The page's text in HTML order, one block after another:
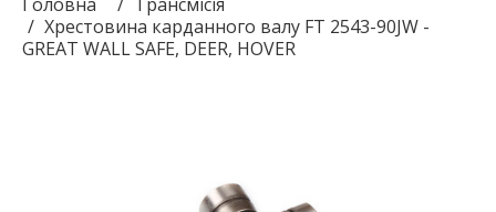
Хрестовина карданного валу FT 2543-90JW -
GREAT WALL SAFE, DEER, HOVER